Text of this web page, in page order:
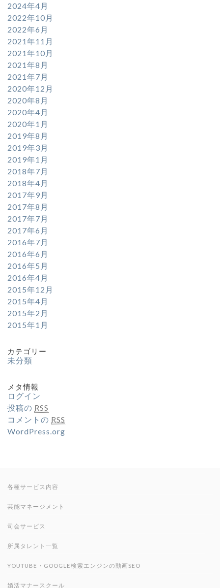
2024年4月
2022年10月
2022年6月
2021年11月
2021年10月
2021年8月
2021年7月
2020年12月
2020年8月
2020年4月
2020年1月
2019年8月
2019年3月
2019年1月
2018年7月
2018年4月
2017年9月
2017年8月
2017年7月
2017年6月
2016年7月
2016年6月
2016年5月
2016年4月
2015年12月
2015年4月
2015年2月
2015年1月
カテゴリー
未分類
メタ情報
ログイン
投稿の RSS
コメントの RSS
WordPress.org
各種サービス内容
芸能マネージメント
司会サービス
所属タレント一覧
YOUTUBE・GOOGLE検索エンジンの動画SEO
婚活マナースクール